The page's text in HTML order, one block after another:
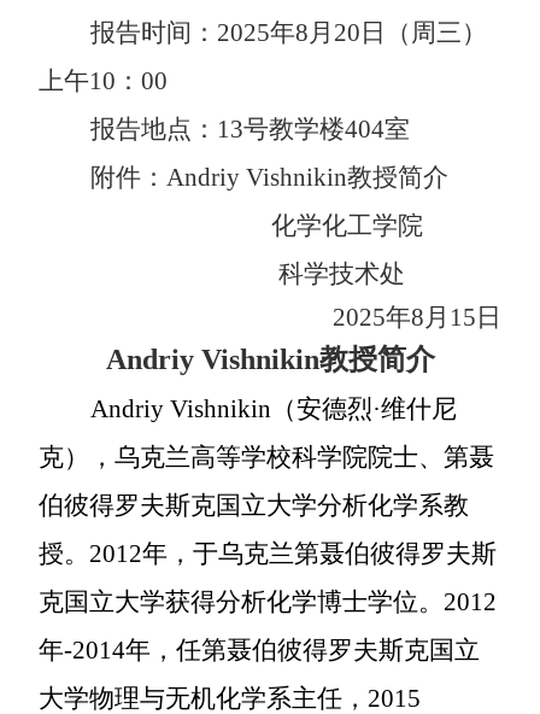
报告时间： 2025年8月 20 日
（周三）
上午10 ： 00
报告地点： 13号教学楼404室
附件： Andriy Vishnikin教授简介
化学化工学院
科学技术处
2025年8月 15 日
Andriy Vishnikin教授简介
Andriy Vishnikin （安德烈·维什尼
克），乌克兰高等学校科学院院士、第聂
伯彼得罗夫斯克国立大学分析化学系教
授。 2012年，于乌克兰第聂伯彼得罗夫斯
克国立大学获得分析化学博士学位。 2012
年-2014年，任第聂伯彼得罗夫斯克国立
大学物理与无机化学系主任， 2015